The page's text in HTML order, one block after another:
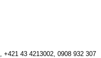
+421 43 4213002, 0908 932 307